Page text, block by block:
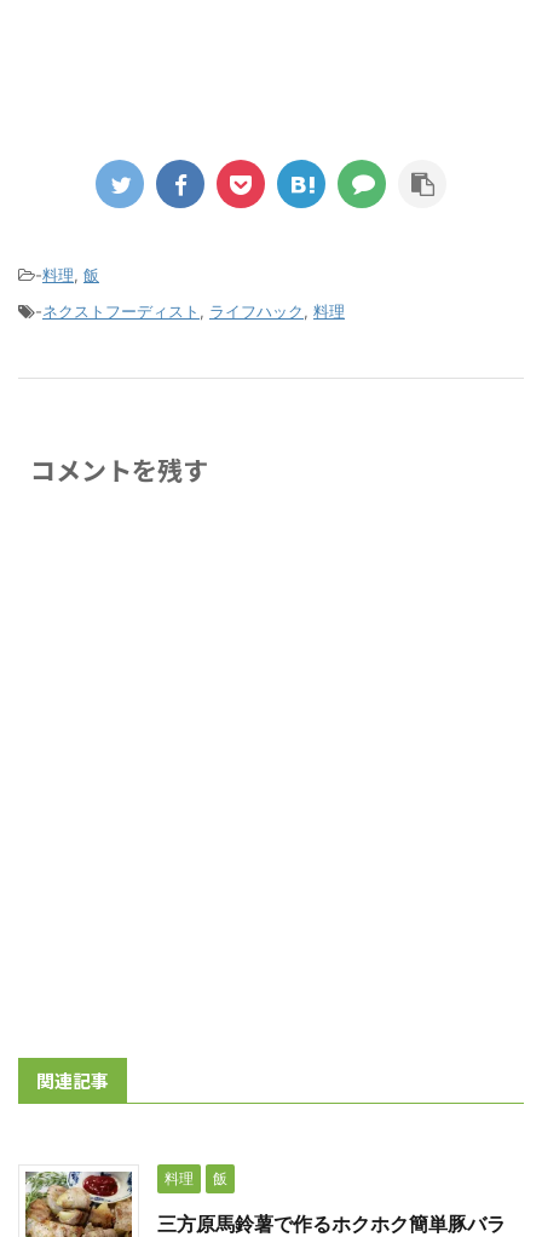
-料理, 飯
-ネクストフーディスト , ライフハック, 料理
コメントを残す
関連記事
料理 飯
三方原馬鈴薯で作るホクホク簡単豚バラ